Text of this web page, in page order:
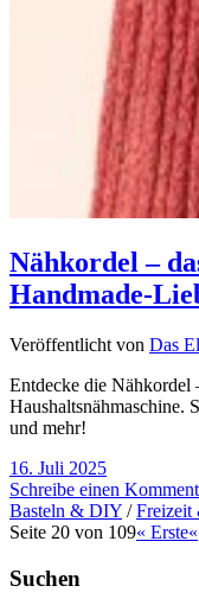
Nähkordel –
Handmade-
Veröffentlicht von Das
Entdecke die
Haushaltsnähmaschine.
und mehr!
16. Juli 2025
Schreibe einen
Basteln & DIY /Freizeit
Seite 20 von 109« Erste«
Suchen